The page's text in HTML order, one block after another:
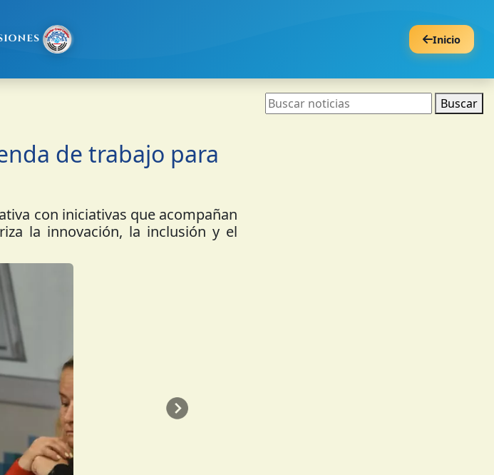
Inicio
de trabajo para
con iniciativas que acompañan
la innovación, la inclusión y el
Siguiente
Buscar